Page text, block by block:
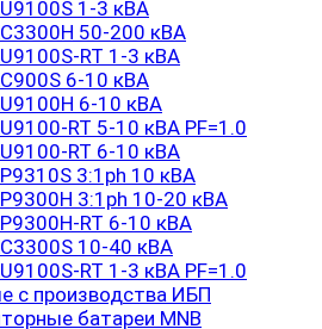
1-3 кВА
50-200 кВА
RT 1-3 кВА
6-10 кВА
6-10 кВА
RT 5-10 кВА PF=1.0
RT 6-10 кВА
3:1ph 10 кВА
3:1ph 10-20 кВА
RT 6-10 кВА
10-40 кВА
RT 1-3 кВА PF=1.0
с производства ИБП